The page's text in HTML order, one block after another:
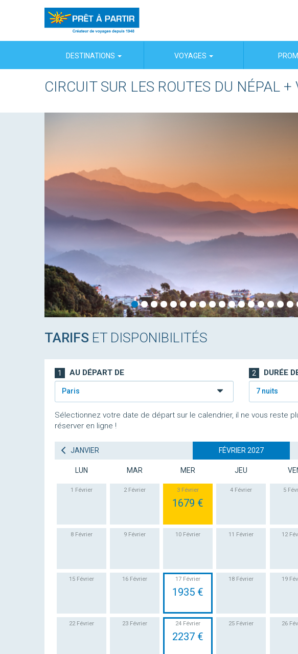
DESTINATIONS VOYAGES
CIRCUIT SUR LES ROUTES DU NÉPAL +
TARIFS ET DISPONIBILITÉS
1 AU DÉPART DE
Paris
2 DURÉE
7 nuits
Sélectionnez votre date de départ sur le calendrier, il ne vous reste
réserver en ligne !
JANVIER FÉVRIER 2027
LUN MAR MER JEU
1 Février 2 Février 3 Février
1679 €
4 Février 5
8 Février 9 Février 10 Février 11 Février 12
15 Février 16 Février 17 Février
1935 €
18 Février 19
22 Février 23 Février 24 Février
2237 €
25 Février 26